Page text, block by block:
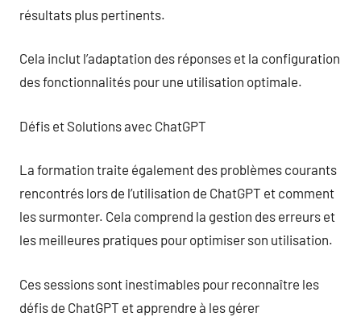
résultats plus pertinents.
Cela inclut l’adaptation des réponses et la configuration
des fonctionnalités pour une utilisation optimale.
Défis et Solutions avec ChatGPT
La formation traite également des problèmes courants
rencontrés lors de l’utilisation de ChatGPT et comment
les surmonter. Cela comprend la gestion des erreurs et
les meilleures pratiques pour optimiser son utilisation.
Ces sessions sont inestimables pour reconnaître les
défis de ChatGPT et apprendre à les gérer